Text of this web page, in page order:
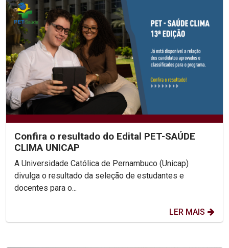
Confira o resultado do Edital PET-SAÚDE
CLIMA UNICAP
A Universidade Católica de Pernambuco (Unicap)
divulga o resultado da seleção de estudantes e
docentes para o...
LER MAIS